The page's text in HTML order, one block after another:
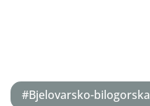
#Bjelovarsko-bilogorska